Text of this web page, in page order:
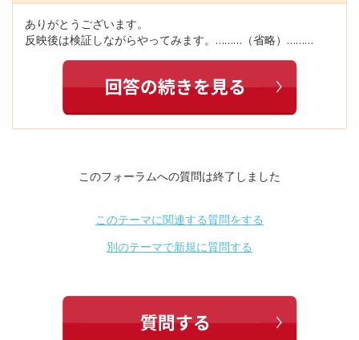
ありがとうございます。
反映後は検証しながらやってみます。………（省略）………
このフォーラムへの質問は終了しました
このテーマに関連する質問をする
別のテーマで新規に質問する